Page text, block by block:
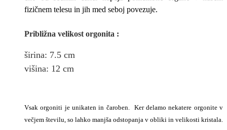
fizičnem telesu in jih med seboj povezuje.
Približna velikost orgonita :
širina: 7.5 cm
višina: 12 cm
Vsak orgoniti je unikaten in čaroben. Ker delamo nekatere orgonite v
večjem številu, so lahko manjša odstopanja v obliki in velikosti kristala.